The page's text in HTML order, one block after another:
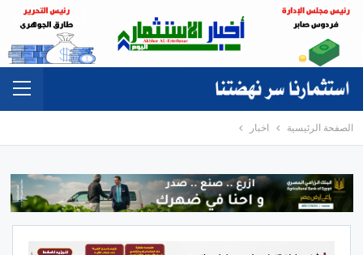
الصفحة الرئيسية اخبار